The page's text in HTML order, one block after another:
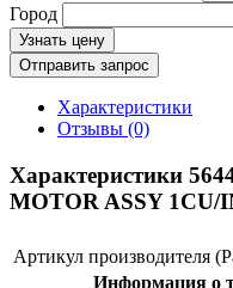
Город
Узнать цену
Отправить запрос
Характеристики
Отзывы (0)
Характеристики
MOTOR ASSY 1CU/
Артикул производителя
Информация о